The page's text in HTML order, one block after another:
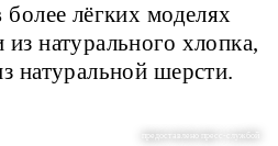
лёгких моделях
натурального хлопка,
натуральной шерсти.
предоставлено пресс-службой